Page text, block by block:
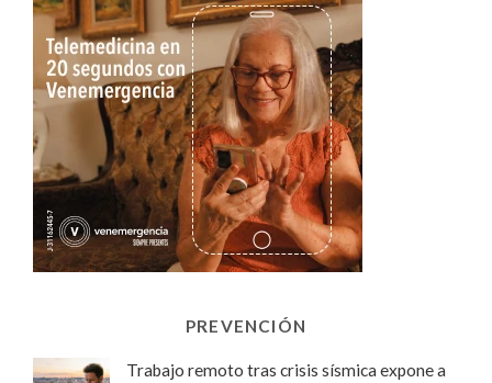
PREVENCIÓN
Trabajo remoto tras crisis sísmica expone a